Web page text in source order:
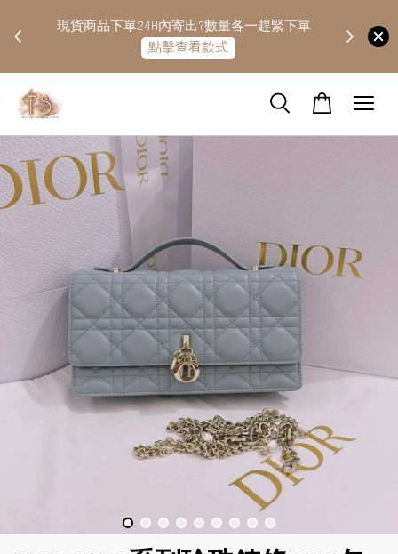
現貨商品下單24H內寄出?數量各一趕緊下單
點擊查看款式